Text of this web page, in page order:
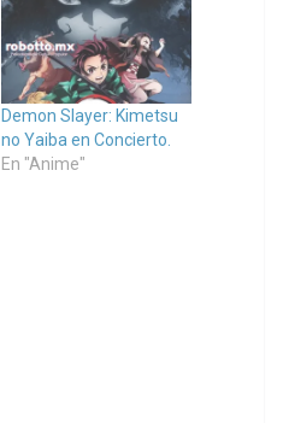
Demon Slayer: Kimetsu
no Yaiba en Concierto.
En "Anime"